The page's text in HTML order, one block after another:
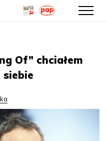
Of” chciałem
siebie